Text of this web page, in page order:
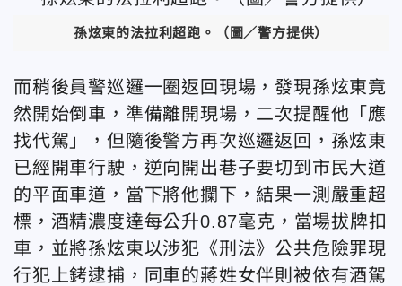
孫炫東的法拉利超跑。 （圖／警方提供）
而稍後員警巡邏一圈返回現場，發現孫炫東竟
然開始倒車，準備離開現場，二次提醒他「應
找代駕」，但隨後警方再次巡邏返回，孫炫東
已經開車行駛，逆向開出巷子要切到市民大道
的平面車道，當下將他攔下，結果一測嚴重超
標，酒精濃度達每公升0.87毫克，當場拔牌扣
車，並將孫炫東以涉犯《刑法》公共危險罪現
行犯上銬逮捕，同車的蔣姓女伴則被依有酒駕